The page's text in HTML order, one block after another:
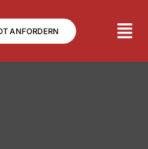
ANFORDERN